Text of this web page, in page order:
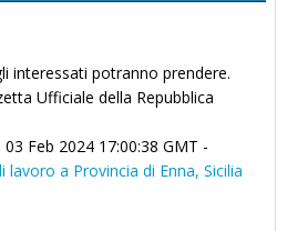
interessati potranno prendere.
Ufficiale della Repubblica
Feb 2024 17:00:38 GMT -
lavoro a Provincia di Enna, Sicilia